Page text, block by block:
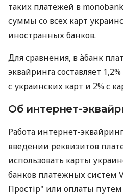
таких платежей в monobank
суммы со всех карт
иностранных банков.
Для сравнения, в àбанк
эквайринга составляет
с украинских карт и 2% с
Об интернет-
Работа интернет-
введении реквизитов
использовать карты
банков платежных систем
Простір" или оплаты